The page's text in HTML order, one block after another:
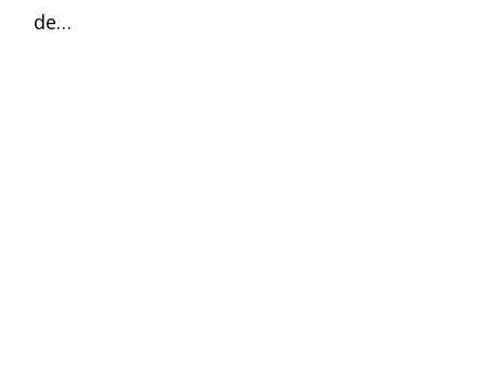
de…